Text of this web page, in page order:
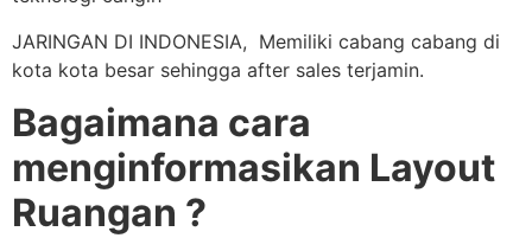
JARINGAN DI INDONESIA, Memiliki cabang cabang di
kota kota besar sehingga after sales terjamin.
Bagaimana cara
menginformasikan Layout
Ruangan ?